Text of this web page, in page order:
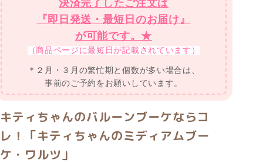
決済完了したご注文は
『即日発送・最短日のお届け』
が可能です。★
（商品ページに最短日が記載されています）
＊２月・３月の繁忙期と個数が多い場合は、
事前のご予約をお願いしています。
キティちゃんのバルーンブーケならコ
レ！「キティちゃんのミディアムブー
ケ・ワルツ」